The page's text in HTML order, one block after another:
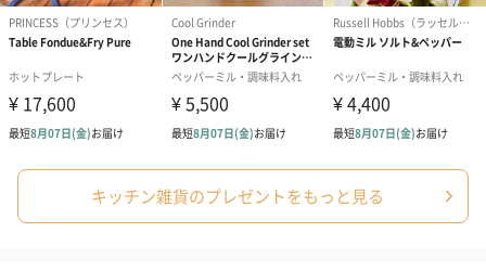
ブライダルロリポップ
ドレス（いちご味)
（1,122円）
ブライダルロリポップ
タキシード（コーラ味)
（1,122円）
夫婦箸と箸置
（2,420円）
キッチン雑貨のプレゼントをもっと見る